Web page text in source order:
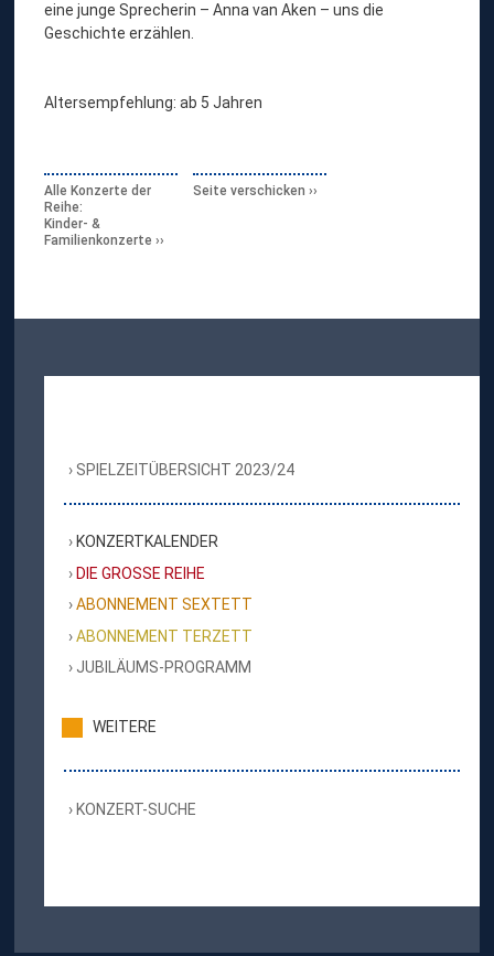
eine junge Sprecherin – Anna van Aken – uns die
Geschichte erzählen.
Altersempfehlung: ab 5 Jahren
Alle Konzerte der
Reihe:
Kinder- &
Familienkonzerte
Seite verschicken
SPIELZEITÜBERSICHT 2023/24
KONZERTKALENDER
DIE GROSSE REIHE
ABONNEMENT SEXTETT
ABONNEMENT TERZETT
JUBILÄUMS-PROGRAMM
WEITERE
KONZERT-SUCHE